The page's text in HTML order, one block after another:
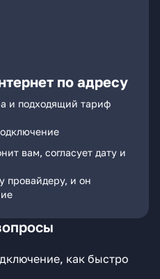
по адресу
и подходящий тариф
вам, согласует дату и
провайдеру, и он
как быстро